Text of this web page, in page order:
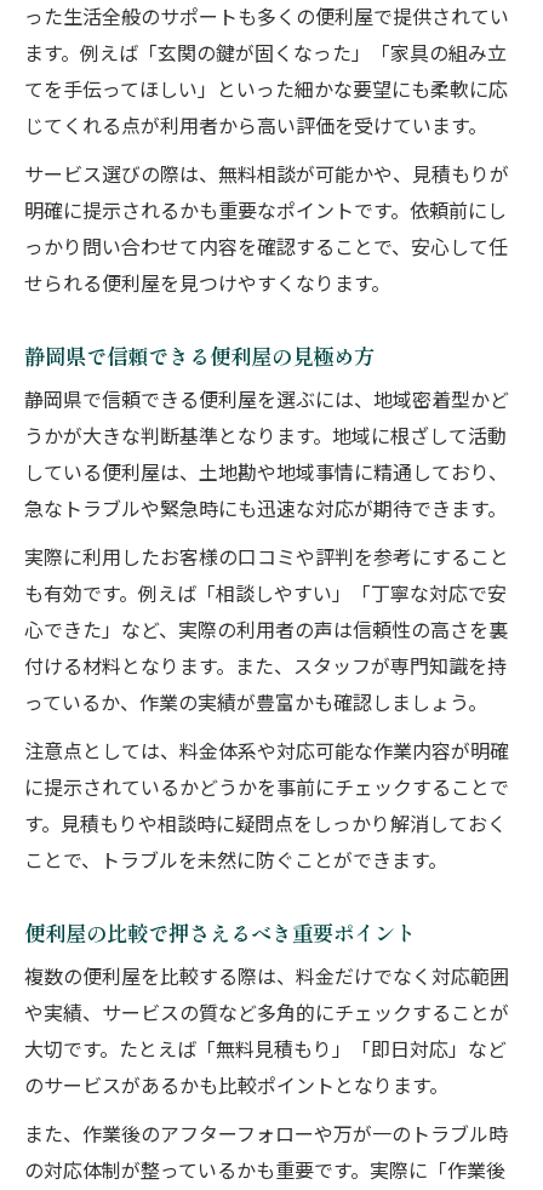
った生活全般のサポートも多くの便利屋で提供されてい
ます。例えば「玄関の鍵が固くなった」「家具の組み立
てを手伝ってほしい」といった細かな要望にも柔軟に応
じてくれる点が利用者から高い評価を受けています。
サービス選びの際は、無料相談が可能かや、見積もりが
明確に提示されるかも重要なポイントです。依頼前にし
っかり問い合わせて内容を確認することで、安心して任
せられる便利屋を見つけやすくなります。
静岡県で信頼できる便利屋の見極め方
静岡県で信頼できる便利屋を選ぶには、地域密着型かど
うかが大きな判断基準となります。地域に根ざして活動
している便利屋は、土地勘や地域事情に精通しており、
急なトラブルや緊急時にも迅速な対応が期待できます。
実際に利用したお客様の口コミや評判を参考にすること
も有効です。例えば「相談しやすい」「丁寧な対応で安
心できた」など、実際の利用者の声は信頼性の高さを裏
付ける材料となります。また、スタッフが専門知識を持
っているか、作業の実績が豊富かも確認しましょう。
注意点としては、料金体系や対応可能な作業内容が明確
に提示されているかどうかを事前にチェックすることで
す。見積もりや相談時に疑問点をしっかり解消しておく
ことで、トラブルを未然に防ぐことができます。
便利屋の比較で押さえるべき重要ポイント
複数の便利屋を比較する際は、料金だけでなく対応範囲
や実績、サービスの質など多角的にチェックすることが
大切です。たとえば「無料見積もり」「即日対応」など
のサービスがあるかも比較ポイントとなります。
また、作業後のアフターフォローや万が一のトラブル時
の対応体制が整っているかも重要です。実際に「作業後